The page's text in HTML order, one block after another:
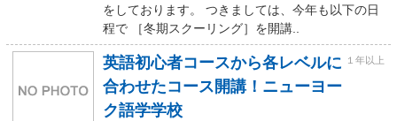
をしております。 つきましては、今年も以下の日
程で ［冬期スクーリング］を開講..
英語初心者コースから各レベルに
合わせたコース開講！ニューヨー
ク語学学校
１年以上